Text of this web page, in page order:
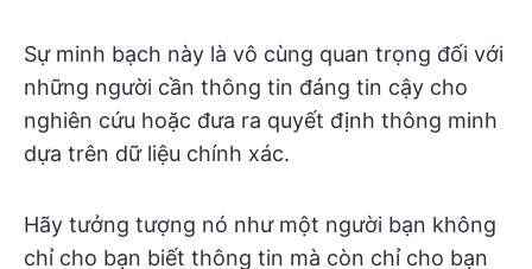
Sự minh bạch này là vô cùng quan trọng đối với
những người cần thông tin đáng tin cậy cho
nghiên cứu hoặc đưa ra quyết định thông minh
dựa trên dữ liệu chính xác.
Hãy tưởng tượng nó như một người bạn không
chỉ cho bạn biết thông tin mà còn chỉ cho bạn